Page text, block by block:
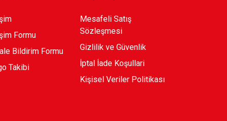
Formu
Bildirim Formu
Takibi
Mesafeli Satış
Sözleşmesi
Gizlilik ve Güvenlik
İptal İade Koşullari
Kişisel Veriler Politikası